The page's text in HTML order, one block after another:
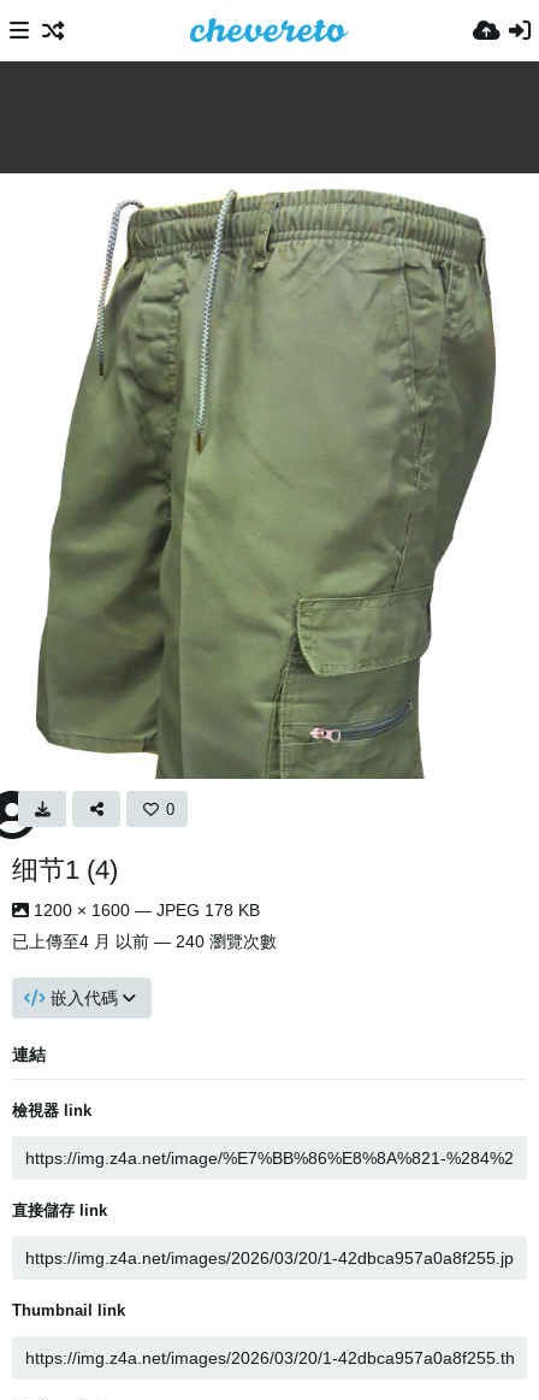
0
细节1 (4)
1200 × 1600 — JPEG 178 KB
已上傳至4 月 以前 — 240 瀏覽次數
嵌入代碼
連結
檢視器 link
直接儲存 link
Thumbnail link